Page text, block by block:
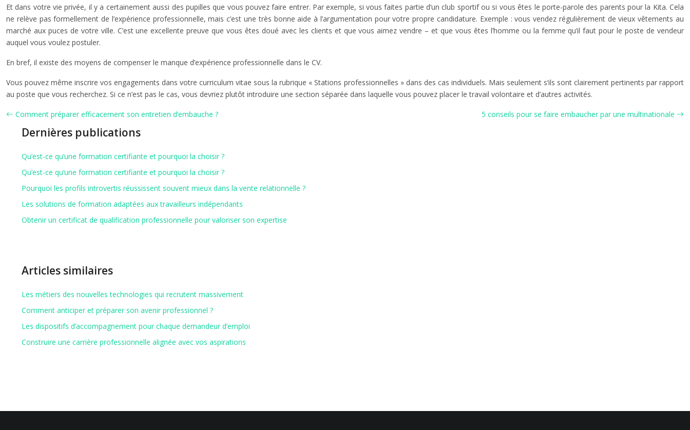
Et dans votre vie privée, il y a certainement aussi des pupilles que vous pouvez faire entrer. Par exemple, si vous faites partie d’un club sportif ou si vous êtes le porte-parole des parents pour la Kita. Cela
ne relève pas formellement de l’expérience professionnelle, mais c’est une très bonne aide à l’argumentation pour votre propre candidature. Exemple : vous vendez régulièrement de vieux vêtements au
marché aux puces de votre ville. C’est une excellente preuve que vous êtes doué avec les clients et que vous aimez vendre – et que vous êtes l’homme ou la femme qu’il faut pour le poste de vendeur
auquel vous voulez postuler.
En bref, il existe des moyens de compenser le manque d’expérience professionnelle dans le CV.
Vous pouvez même inscrire vos engagements dans votre curriculum vitae sous la rubrique « Stations professionnelles » dans des cas individuels. Mais seulement s’ils sont clairement pertinents par rapport
au poste que vous recherchez. Si ce n’est pas le cas, vous devriez plutôt introduire une section séparée dans laquelle vous pouvez placer le travail volontaire et d’autres activités.
Comment préparer efficacement son entretien d’embauche ? 5 conseils pour se faire embaucher par une multinationale
Dernières publications
Qu’est-ce qu’une formation certifiante et pourquoi la choisir ?
Qu’est-ce qu’une formation certifiante et pourquoi la choisir ?
Pourquoi les profils introvertis réussissent souvent mieux dans la vente relationnelle ?
Les solutions de formation adaptées aux travailleurs indépendants
Obtenir un certificat de qualification professionnelle pour valoriser son expertise
Articles similaires
Les métiers des nouvelles technologies qui recrutent massivement
Comment anticiper et préparer son avenir professionnel ?
Les dispositifs d’accompagnement pour chaque demandeur d’emploi
Construire une carrière professionnelle alignée avec vos aspirations